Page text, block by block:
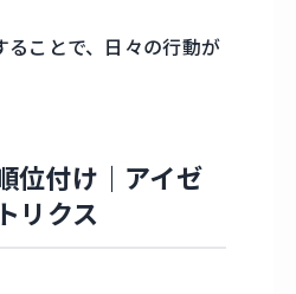
ることで、日々の行動が
位付け｜アイゼ
リクス